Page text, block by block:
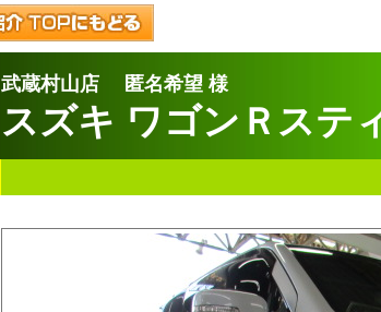
武蔵村山店 匿名希望 様
スズキ ワゴンＲステ